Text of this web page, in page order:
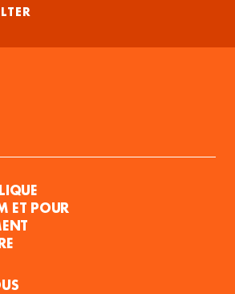
ET POUR